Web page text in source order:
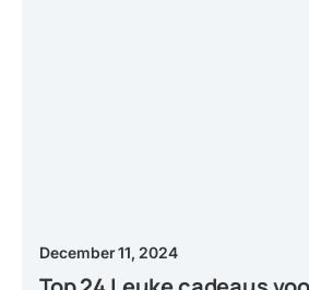
December 11, 2024